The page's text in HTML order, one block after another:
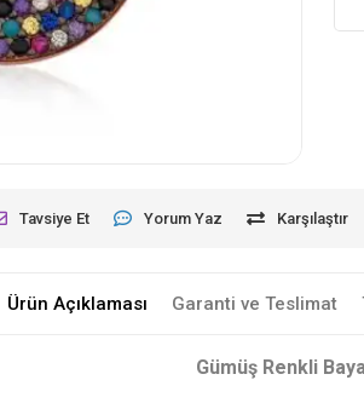
Tavsiye Et Yorum Yaz Karşılaştır
Ürün Açıklaması Garanti ve Teslimat
Gümüş Renkli